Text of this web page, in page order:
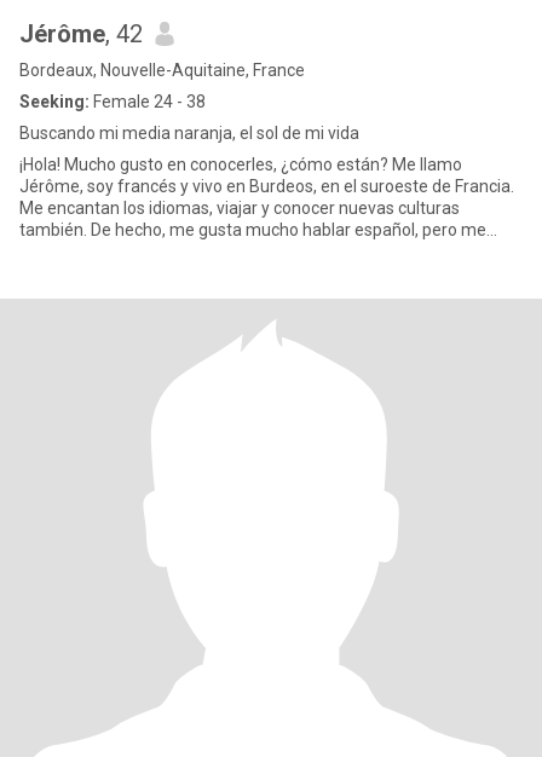
Jérôme, 42
Bordeaux, Nouvelle-Aquitaine, France
Seeking: Female 24 - 38
Buscando mi media naranja, el sol de mi vida
¡Hola! Mucho gusto en conocerles, ¿cómo están? Me llamo
Jérôme, soy francés y vivo en Burdeos, en el suroeste de Francia.
Me encantan los idiomas, viajar y conocer nuevas culturas
también. De hecho, me gusta mucho hablar español, pero me